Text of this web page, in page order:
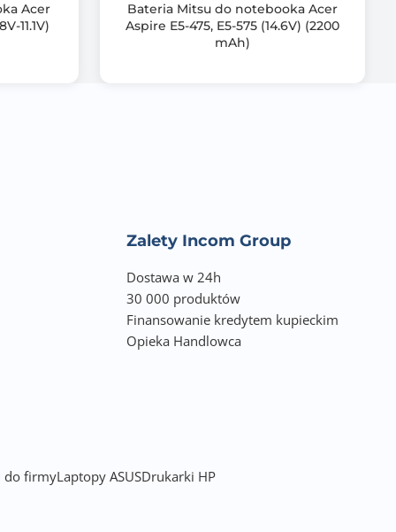
Acer
11.1V)
Bateria Mitsu do notebooka Acer
Aspire E5-475, E5-575 (14.6V) (2200
mAh)
Zalety Incom Group
Dostawa w 24h
30 000 produktów
Finansowanie kredytem kupieckim
Opieka Handlowca
do firmyLaptopy ASUSDrukarki HP